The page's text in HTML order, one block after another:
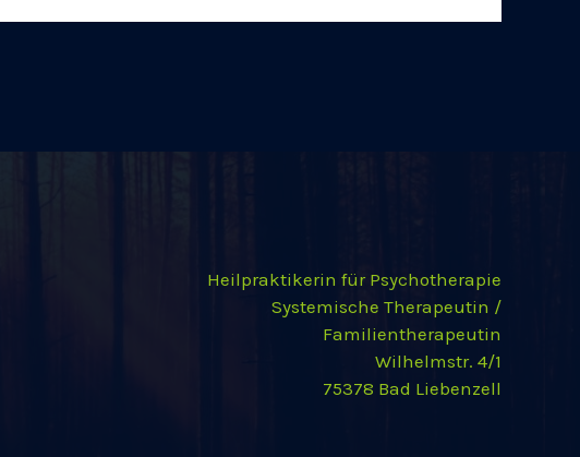
Heilpraktikerin für Psychotherapie
Systemische Therapeutin /
Familientherapeutin
Wilhelmstr. 4/1
75378 Bad Liebenzell